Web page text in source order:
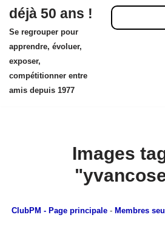
déjà 50 ans !
Se regrouper pour
apprendre, évoluer,
exposer,
compétitionner entre
amis depuis 1977
Images
ClubPM - Page principale - Membres